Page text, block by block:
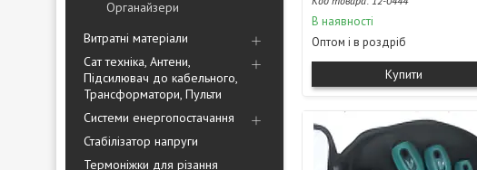
Органайзери
Витратні матеріали
Сат техніка, Антени,
Підсилювач до кабельного,
Трансформатори, Пульти
Системи енергопостачання
Стабілізатор напруги
Термоніжки для різання
В наявності
Оптом і в роздріб
Купити